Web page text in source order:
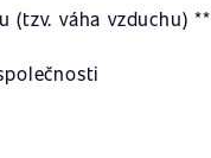
(tzv. váha vzduchu) **